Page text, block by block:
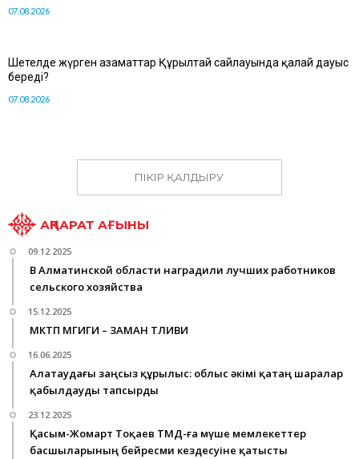
07.08.2026
Шетелде жүрген азаматтар Құрылтай сайлауында қалай дауыс
береді?
07.08.2026
ПІКІР ҚАЛДЫРУ
АҚПАРАТ АҒЫНЫ
09.12.2025
В Алматинской области наградили лучших работников
сельского хозяйства
15.12.2025
МӘКТӘП ӘМГИГИ – ЗАМАН ТӘЛИВИ
16.06.2025
Алатаудағы заңсыз құрылыс: облыс әкімі қатаң шаралар
қабылдауды тапсырды
23.12.2025
Қасым-Жомарт Тоқаев ТМД-ға мүше мемлекеттер
басшыларының бейресми кездесуіне қатысты